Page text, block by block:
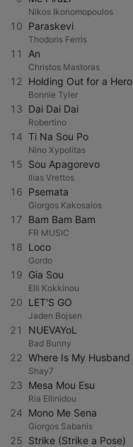
Nikos Ikonomopoulos
10 Paraskevi
Thodoris Ferris
11 An
Christos Mastoras
12 Holding Out for a Hero
Bonnie Tyler
13 Dai Dai Dai
Robertino
14 Ti Na Sou Po
Nino Xypolitas
15 Sou Apagorevo
Ilias Vrettos
16 Psemata
Giorgos Kakosaios
17 Bam Bam Bam
FR MUSIC
18 Loco
Gordo
19 Gia Sou
Elli Kokkinou
20 LET'S GO
Jaden Bojsen
21 NUEVAYoL
Bad Bunny
22 Where Is My Husband
Shay7
23 Mesa Mou Esu
Ria Ellinidou
24 Mono Me Sena
Giorgos Sabanis
25 Strike (Strike a Pose)